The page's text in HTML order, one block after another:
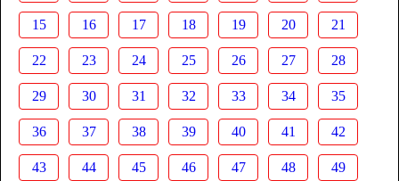
15 16 17 18 19 20 21
22 23 24 25 26 27 28
29 30 31 32 33 34 35
36 37 38 39 40 41 42
43 44 45 46 47 48 49